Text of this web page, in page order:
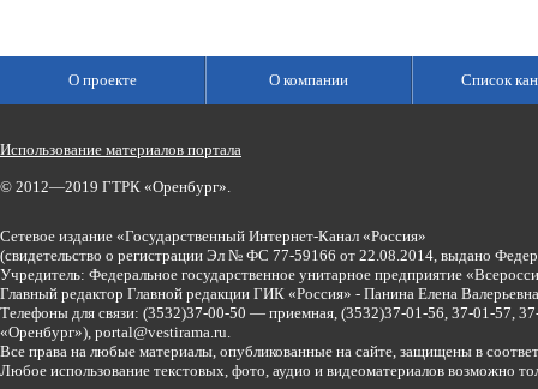
О проекте О компании Список
Использование материалов портала
© 2012—2019 ГТРК «Оренбург».
Сетевое издание «Государственный Интернет-Канал «Россия»
(свидетельство о регистрации Эл № ФС 77-59166 от 22.08.2014, выдано
Учредитель: Федеральное государственное унитарное предприятие
Главный редактор Главной редакции ГИК «Россия» - Панина Елена
Телефоны для связи: (3532)37-00-50 — приемная, (3532)37-01-56, 37-01-57,
«Оренбург»), portal@vestirama.ru.
Все права на любые материалы, опубликованные на сайте, защищены в
Любое использование текстовых, фото, аудио и видеоматериалов возможно